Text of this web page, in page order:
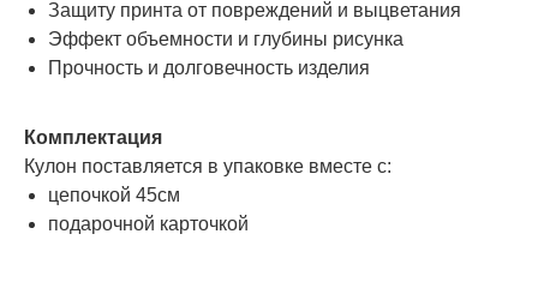
Защиту принта от повреждений и выцветания
Эффект объемности и глубины рисунка
Прочность и долговечность изделия
Комплектация
Кулон поставляется в упаковке вместе с:
цепочкой 45см
подарочной карточкой